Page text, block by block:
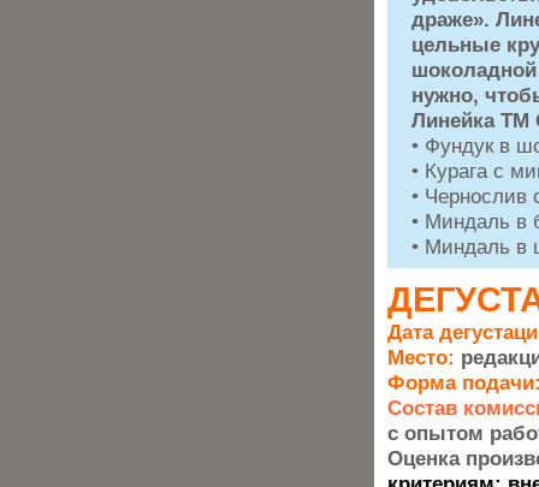
драже».
цельные
нужно,
Линейка ТМ
• Фундук в
• Курага с
• Чернослив
• Миндаль в
• Миндаль в
Дата
Место:
Форма
Состав
с опытом
Оценка